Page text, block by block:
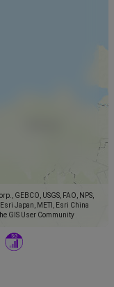
GEBCO, USGS, FAO, NPS,
Japan, METI, Esri China
GIS User Community